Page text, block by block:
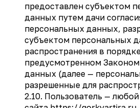
предоставлен субъектом
данных путем дачи
персональных данных,
субъектом персональных
распространения в
предусмотренном
данных (далее —
разрешенные для
2.10. Пользователь —